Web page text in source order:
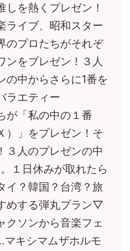
しを熱くプレゼン！
ライブ、昭和スター
のプロたちがそれぞ
ンをプレゼン！３人
の中からさらに1番を
ラエティー
が「私の中の１番
）」をプレゼン！そ
３人のプレゼンの中
１日休みが取れたら
イ？韓国？台湾？旅
めする弾丸プラン▽
クソンから音楽フェ
マキシマムザホルモ